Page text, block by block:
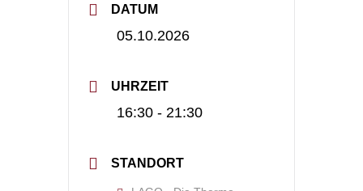
DATUM
05.10.2026
UHRZEIT
16:30 - 21:30
STANDORT